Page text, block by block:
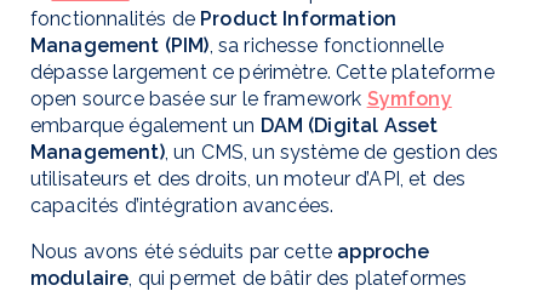
fonctionnalités de Product Information
Management (PIM) , sa richesse fonctionnelle
dépasse largement ce périmètre. Cette plateforme
open source basée sur le framework Symfony
embarque également un DAM (Digital Asset
Management), un CMS, un système de gestion des
utilisateurs et des droits, un moteur d’API, et des
capacités d’intégration avancées.
Nous avons été séduits par cette approche
modulaire , qui permet de bâtir des plateformes